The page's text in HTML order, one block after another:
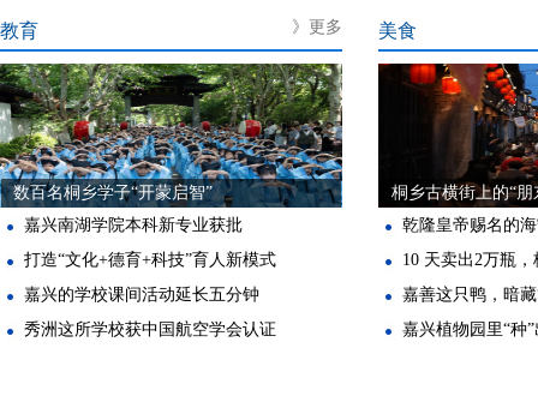
教育 》更多
数百名桐乡学子“开蒙启智”
嘉兴南湖学院本科新专业获批
打造“文化+德育+科技”育人新模式
嘉兴的学校课间活动延长五分钟
秀洲这所学校获中国航空学会认证
美食
桐乡古横街上的“朋
乾隆皇帝赐名的
10 天卖出2万瓶
嘉善这只鸭，暗藏
嘉兴植物园里“种